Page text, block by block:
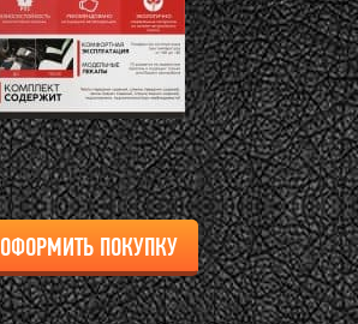
ОФОРМИТЬ ПОКУПКУ